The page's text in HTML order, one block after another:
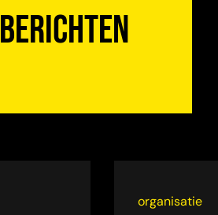
berichten
organisatie